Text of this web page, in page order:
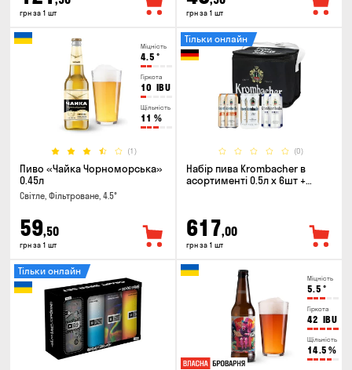
грн за 1 шт грн за 1 шт
Міцність
4.5 °
Гіркота
10 IBU
Щільність
11 %
(1)
Пиво «Чайка Чорноморська»
0.45л
Світле, Фільтроване, 4.5°
59,50
грн за 1 шт
(0)
Тільки онлайн
Набір пива Krombacher в
асортименті 0.5л х 6шт +
617,00
грн за 1 шт
Тільки онлайн
Міцність
5.5 °
Гіркота
42 IBU
Щільність
14.5 %